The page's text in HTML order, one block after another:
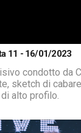
11 - 16/01/2023
condotto da
sketch di
alto profilo.